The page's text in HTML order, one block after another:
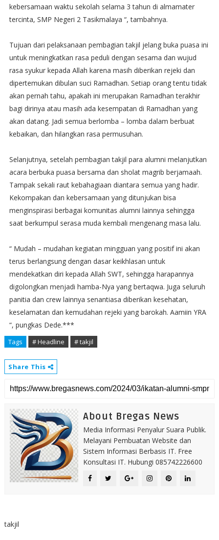
kebersamaan waktu sekolah selama 3 tahun di almamater
tercinta, SMP Negeri 2 Tasikmalaya “, tambahnya.
Tujuan dari pelaksanaan pembagian takjil jelang buka puasa ini
untuk meningkatkan rasa peduli dengan sesama dan wujud
rasa syukur kepada Allah karena masih diberikan rejeki dan
dipertemukan dibulan suci Ramadhan. Setiap orang tentu tidak
akan pernah tahu, apakah ini merupakan Ramadhan terakhir
bagi dirinya atau masih ada kesempatan di Ramadhan yang
akan datang. Jadi semua berlomba – lomba dalam berbuat
kebaikan, dan hilangkan rasa permusuhan.
Selanjutnya, setelah pembagian takjil para alumni melanjutkan
acara berbuka puasa bersama dan sholat magrib berjamaah.
Tampak sekali raut kebahagiaan diantara semua yang hadir.
Kekompakan dan kebersamaan yang ditunjukan bisa
menginspirasi berbagai komunitas alumni lainnya sehingga
saat berkumpul serasa muda kembali mengenang masa lalu.
“ Mudah – mudahan kegiatan mingguan yang positif ini akan
terus berlangsung dengan dasar keikhlasan untuk
mendekatkan diri kepada Allah SWT, sehingga harapannya
digolongkan menjadi hamba-Nya yang bertaqwa. Juga seluruh
panitia dan crew lainnya senantiasa diberikan kesehatan,
keselamatan dan kemudahan rejeki yang barokah. Aamiin YRA
“, pungkas Dede.***
Tags # Headline # takjil
Share This
About Bregas News
Media Informasi Penyalur Suara Publik.
Melayani Pembuatan Website dan
Sistem Informasi Berbasis IT. Free
Konsultasi IT. Hubungi 085742226600
takjil